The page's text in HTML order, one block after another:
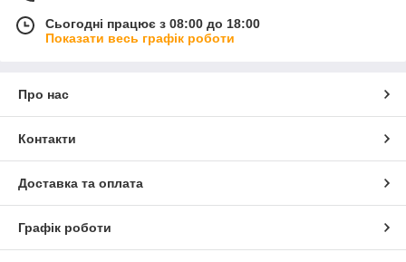
Сьогодні працює з 08:00 до 18:00
Показати весь графік роботи
Про нас
Контакти
Доставка та оплата
Графік роботи